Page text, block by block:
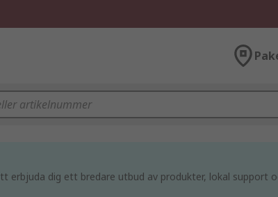
erbjuda dig ett bredare utbud av produkter, lokal support